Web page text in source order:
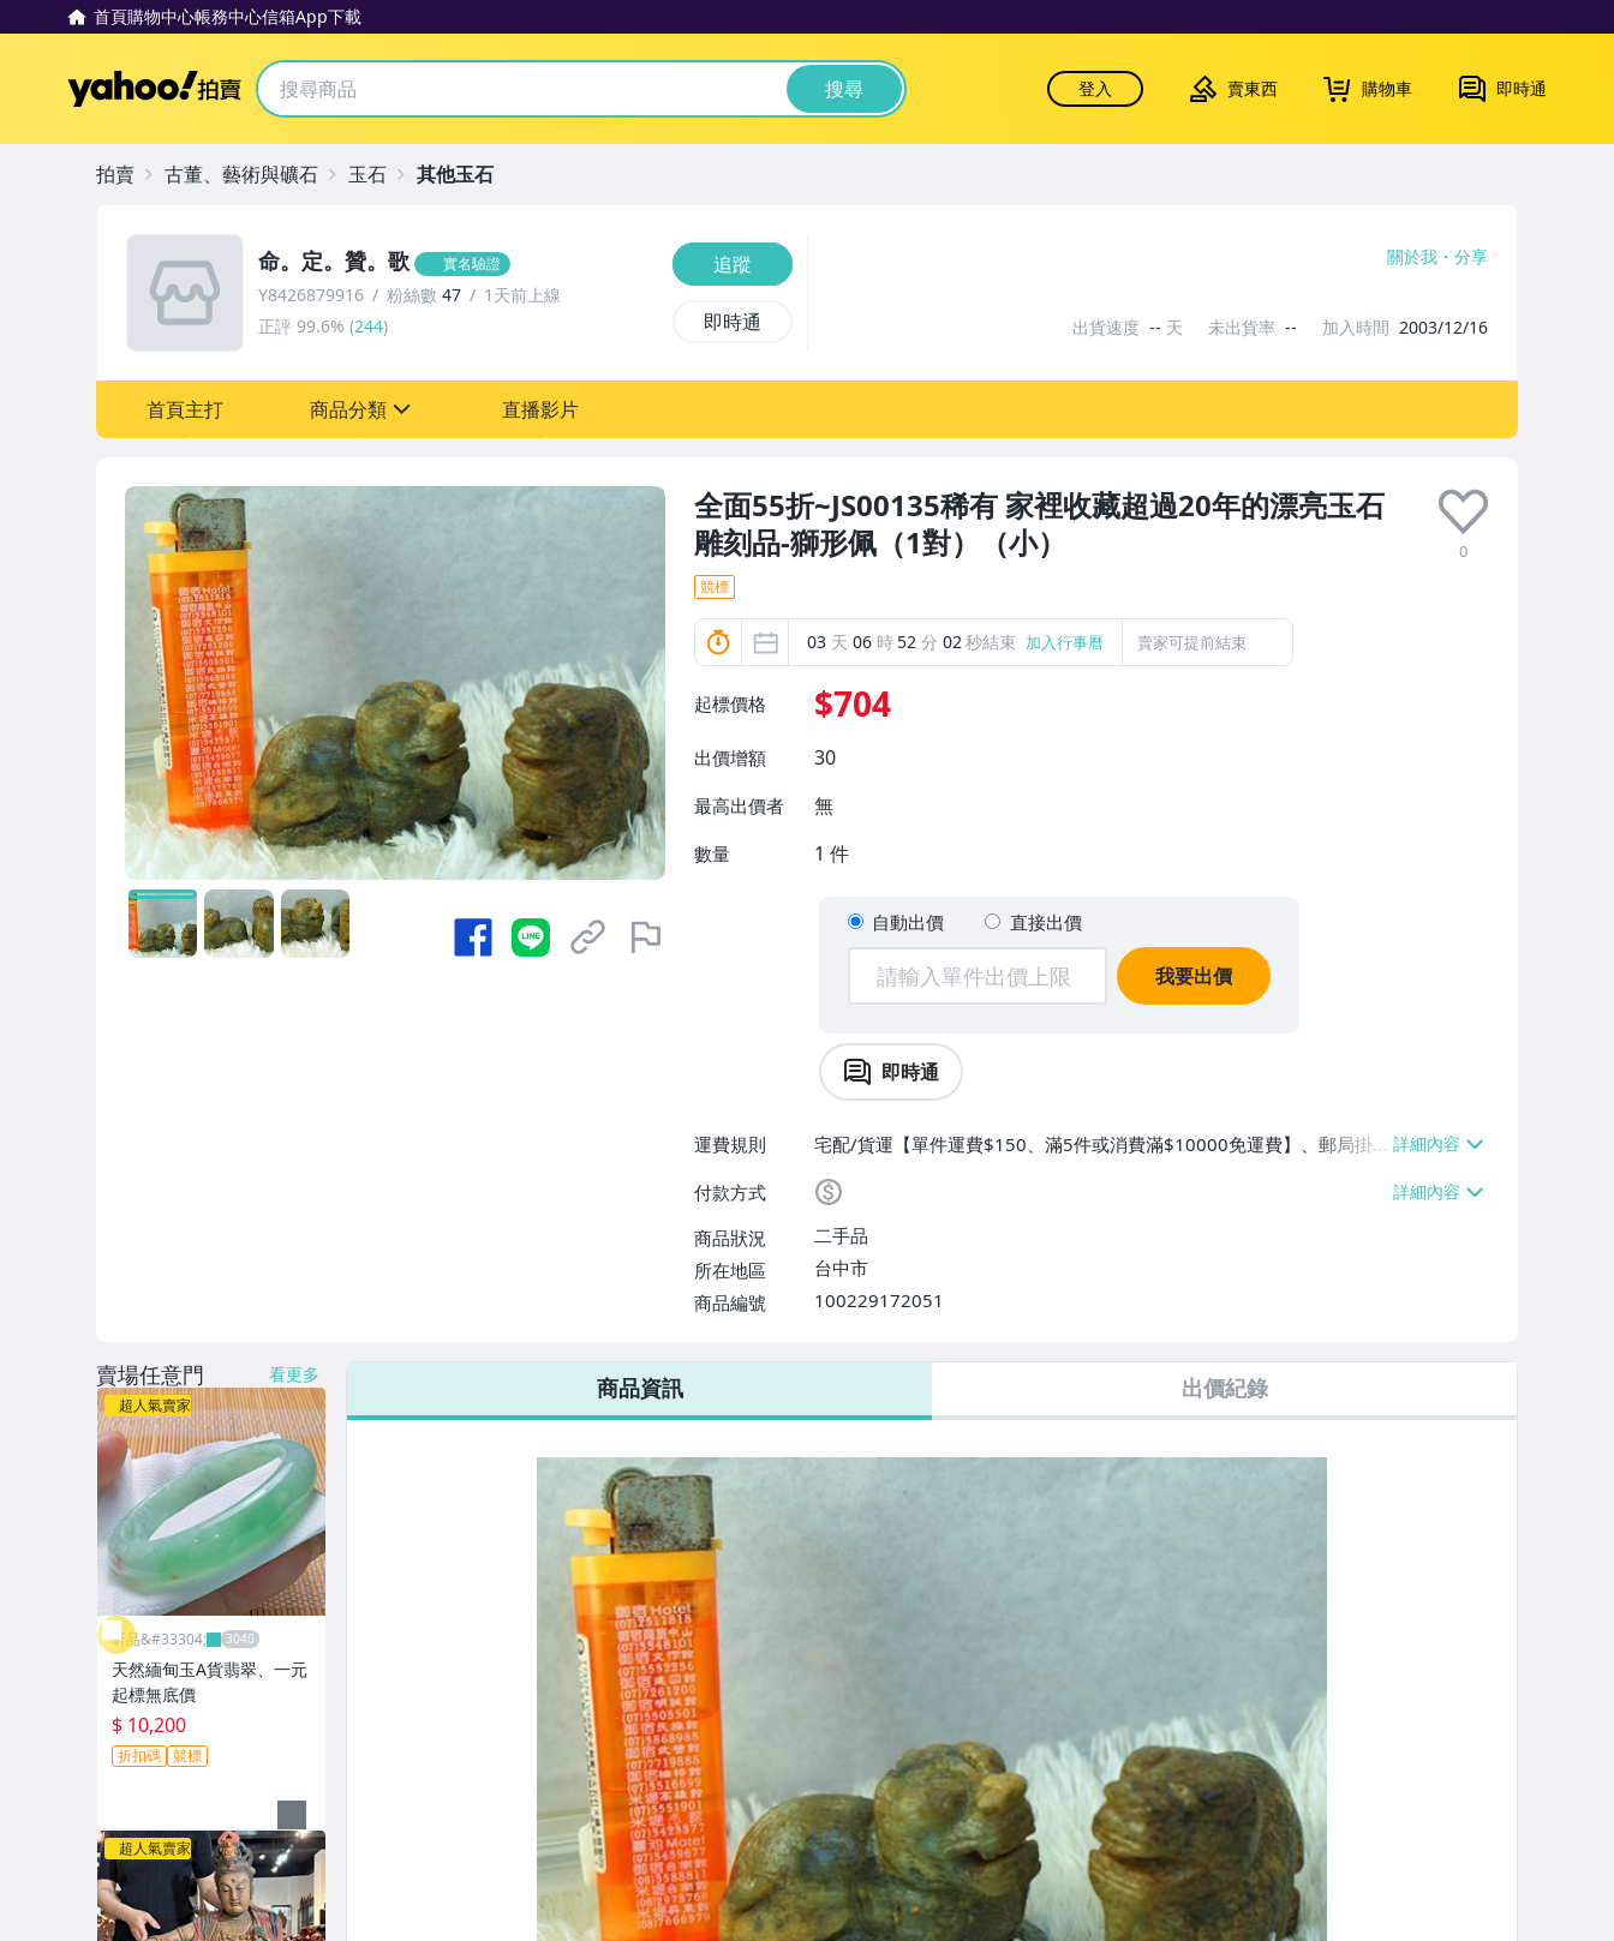
首頁購物中心帳務中心信箱App下載
Yahoo拍賣 搜尋 登入 賣東西 購物車 即時通
全面55折~JS00135稀有 家裡收藏超過20年的漂亮玉石
雕刻品-獅形佩（1對）（小）
0
競標
03 天 06 時 52 分 00秒結束 加入行事曆 賣家可提前結束
起標價格 $704
出價增額 30
最高出價者 無
數量 1 件
自動出價 直接出價
我要出價
即時通
運費規則
宅配/貨運【單件運費$150、滿5件或消費滿$10000免運費】、郵局掛
號【單件運費$100、滿5件或消費滿$10000免運費】
付款方式
商品狀況
二手品
所在地區
台中市
商品編號
100229172051
命。定。贊。歌 實名驗證
Y8426879916 粉絲數 47
1天前上線
正評 99.6% (244)
追蹤
即時通
關於我 分享
出貨速度 -- 天 未出貨率 -- 加入時間 2003/12/16
首頁主打 商品分類
居家、家具與園藝
手錶與飾品配件
直播影片
拍賣 古董、藝術與礦石 玉石 其他玉石
商品資訊 出價紀錄
賣場任意門 看更多
超人氣賣家
昕品&#33304;
天然緬甸玉A貨翡翠、一元
起標無底價
$ 10,200
折扣碼 競標
超人氣賣家